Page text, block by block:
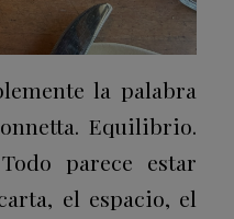
la palabra
Equilibrio.
parece estar
el espacio, el